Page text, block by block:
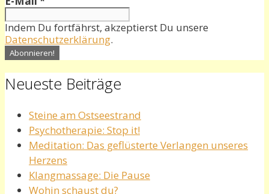
Indem Du fortfährst, akzeptierst Du unsere
Datenschutzerklärung.
Neueste Beiträge
Steine am Ostseestrand
Psychotherapie: Stop it!
Meditation: Das geflüsterte Verlangen unseres
Herzens
Klangmassage: Die Pause
Wohin schaust du?